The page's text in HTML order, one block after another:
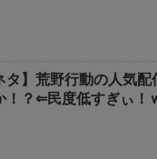
タ】荒野行動の人気
！？⇐民度低すぎぃ！